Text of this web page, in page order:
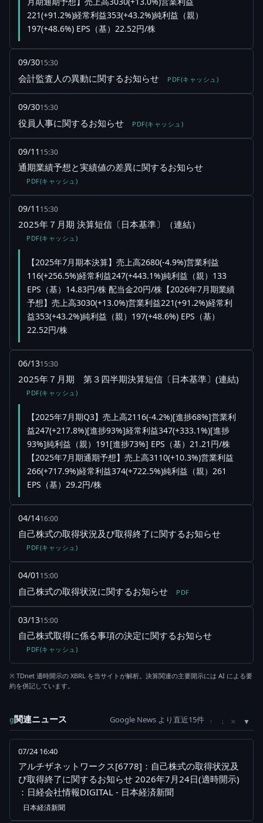
221(+91.2%)経常利益353(+43.2%)純利益（親）
197(+48.6%) EPS（基）22.52円/株
09/3015:30
会計監査人の異動に関するお知らせ PDF(キャッシュ)
09/3015:30
役員人事に関するお知らせ PDF(キャッシュ)
09/11 15:30
通期業績予想と実績値の差異に関するお知らせ
PDF(キャッシュ)
09/11 15:30
2025年７月期 決算短信〔日本基準〕（連結）
PDF(キャッシュ)
【2025年7月期本決算】売上高2680(-4.9%)営業利益
116(+256.5%)経常利益247(+443.1%)純利益（親）133
EPS（基）14.83円/株 配当金20円/株【2026年7月期業績
予想】売上高3030(+13.0%)営業利益221(+91.2%)経常利
益353(+43.2%)純利益（親）197(+48.6%) EPS（基）
22.52円/株
06/1315:30
2025年７月期 第３四半期決算短信〔日本基準〕(連結)
PDF(キャッシュ)
【2025年7月期Q3】売上高2116(-4.2%)[進捗68%]営業利
益247(+217.8%)[進捗93%]経常利益347(+333.1%)[進捗
93%]純利益（親）191[進捗73%] EPS（基）21.21円/株
【2025年7月期通期予想】売上高3110(+10.3%)営業利益
266(+717.9%)経常利益374(+722.5%)純利益（親）261
EPS（基）29.2円/株
04/1416:00
自己株式の取得状況及び取得終了に関するお知らせ
PDF(キャッシュ)
04/01 15:00
自己株式の取得状況に関するお知らせ PDF
03/1315:00
自己株式取得に係る事項の決定に関するお知らせ
PDF(キャッシュ)
※ TDnet 適時開示の XBRL を当サイトが解析。決算関連の主要開示には AI による要
約を併記しています。
g関連ニュース Google News より直近15件 ↑ ↓ ×
07/24 16:40
アルチザネットワークス[6778]：自己株式の取得状況及
び取得終了に関するお知らせ 2026年7月24日(適時開示)
：日経会社情報DIGITAL - 日本経済新聞
日本経済新聞